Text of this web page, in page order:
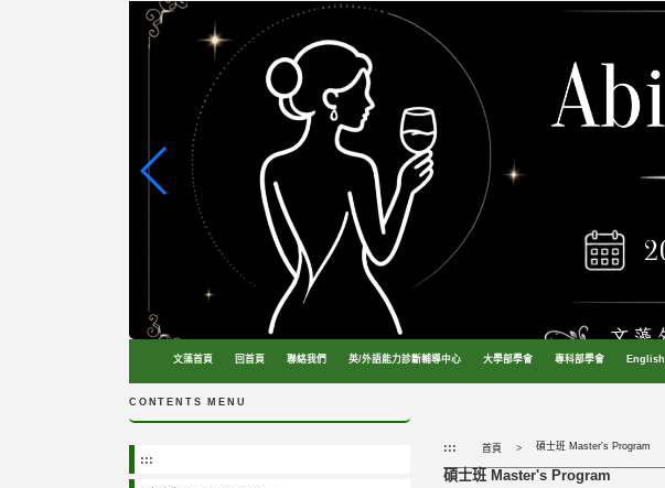
文藻首頁 回首頁 聯絡我們 英/外語能力診斷輔導中心 大學部學會 專科部學會 English
CONTENTS MENU
:::
::: 首頁 碩士班 Master's Program
碩士班 Master's Program